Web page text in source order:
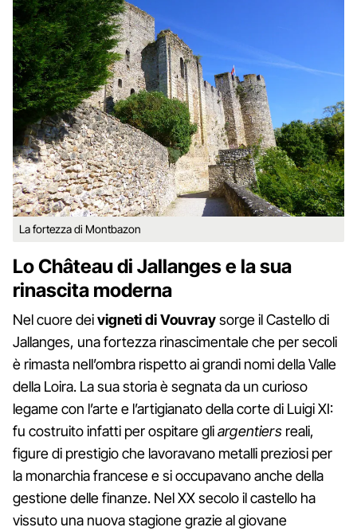
La fortezza di Montbazon
Lo Château di Jallanges e la sua
rinascita moderna
Nel cuore deivigneti di Vouvraysorge il Castello di
Jallanges, una fortezza rinascimentale che per secoli
è rimasta nell’ombra rispetto ai grandi nomi della Valle
della Loira. La sua storia è segnata da un curioso
legame con l’arte e l’artigianato della corte di Luigi XI:
fu costruito infatti per ospitare gliargentiersreali,
figure di prestigio che lavoravano metalli preziosi per
la monarchia francese e si occupavano anche della
gestione delle finanze. Nel XX secolo il castello ha
vissuto una nuova stagione grazie al giovane